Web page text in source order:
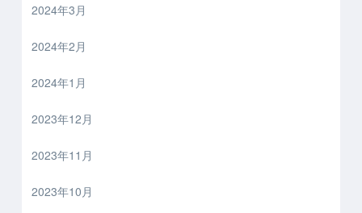
2024年3月
2024年2月
2024年1月
2023年12月
2023年11月
2023年10月